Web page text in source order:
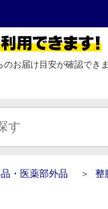
お届け目安が確認できま
品・医薬部外品 整